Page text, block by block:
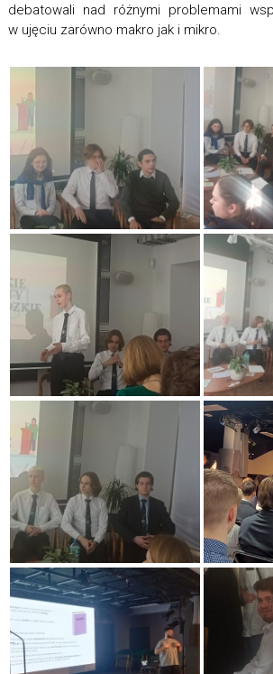
debatowali nad różnymi problemami
w ujęciu zarówno makro jak i mikro.